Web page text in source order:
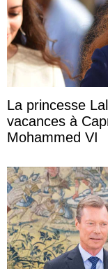
La princesse
vacances à
Mohammed VI